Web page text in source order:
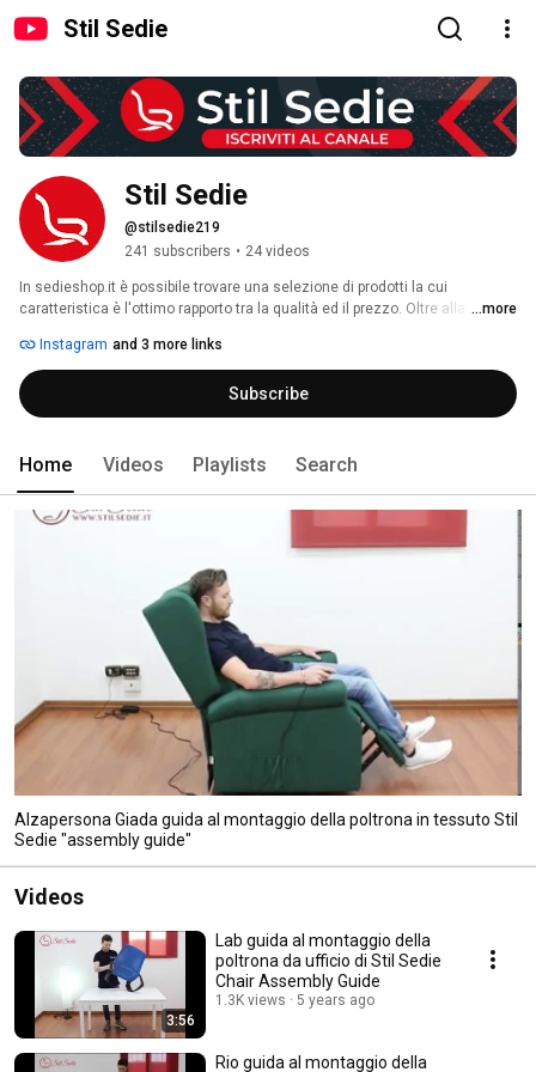
Stil Sedie
Stil Sedie
@stilsedie219
241 subscribers • 24 videos
In sedieshop.it è possibile trovare una selezione di prodotti la cui
caratteristica è l'ottimo rapporto tra la qualità ed il prezzo. Oltre alla linea
proposta dei nuovi prodotti segue i cambiamenti dei gusti degli italiani,
cercando di soddisfare qualsiasi esigenza.
...more
Instagram and 3 more links
Subscribe
Home Videos Playlists Search
Alzapersona Giada guida al montaggio della poltrona in tessuto Stil
Sedie "assembly guide"
Videos
3:56
Lab guida al montaggio della
poltrona da ufficio di Stil Sedie
Chair Assembly Guide
1.3K views 5 years ago
Rio guida al montaggio della